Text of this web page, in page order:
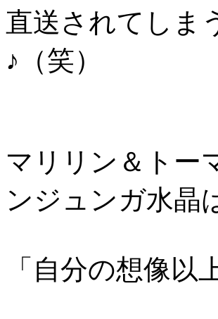
直送されてしま
♪（笑）
マリリン＆ト
ンジュンガ水晶
「自分の想像